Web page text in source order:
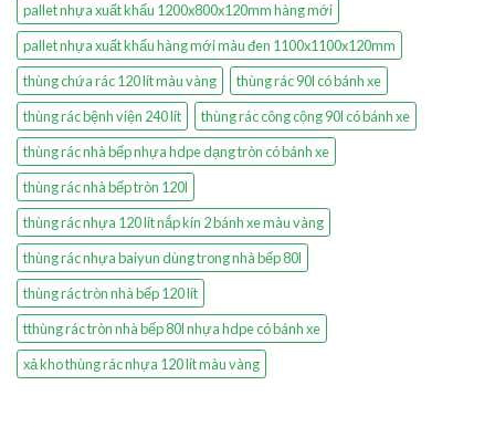
pallet nhựa xuất khẩu 1200x800x120mm hàng mới
pallet nhựa xuất khẩu hàng mới màu đen 1100x1100x120mm
thùng chứa rác 120 lít màu vàng
thùng rác 90l có bánh xe
thùng rác bệnh viện 240 lít
thùng rác công cộng 90l có bánh xe
thùng rác nhà bếp nhựa hdpe dạng tròn có bánh xe
thùng rác nhà bếp tròn 120l
thùng rác nhựa 120 lít nắp kín 2 bánh xe màu vàng
thùng rác nhựa baiyun dùng trong nhà bếp 80l
thùng rác tròn nhà bếp 120 lít
tthùng rác tròn nhà bếp 80l nhựa hdpe có bánh xe
xả kho thùng rác nhựa 120 lít màu vàng